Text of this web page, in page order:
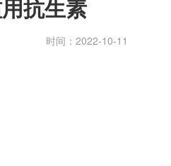
抗生素
时间：2022-10-11